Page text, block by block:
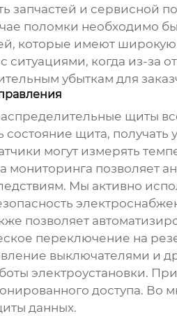
запчастей и сервисной
поломки необходимо
которые имеют
ситуациями, когда из-за
убыткам для
щиты
состояние щита,
могут измерять
позволяет
Мы активно
позволяет
переключение на
выключателями и
электроустановки.
доступа.
данных.